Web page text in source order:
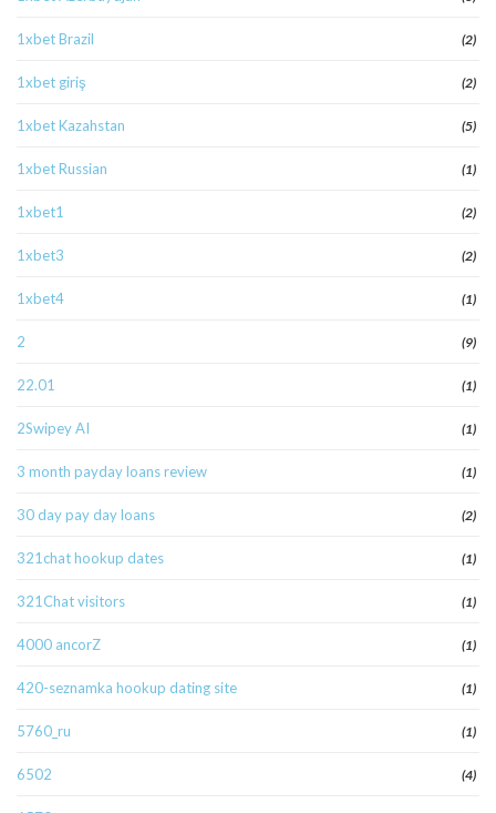
1xbet Brazil (2)
1xbet giriş (2)
1xbet Kazahstan (5)
1xbet Russian (1)
1xbet1 (2)
1xbet3 (2)
1xbet4 (1)
2 (9)
22.01 (1)
2Swipey AI (1)
3 month payday loans review (1)
30 day pay day loans (2)
321chat hookup dates (1)
321Chat visitors (1)
4000 ancorZ (1)
420-seznamka hookup dating site (1)
5760_ru (1)
6502 (4)